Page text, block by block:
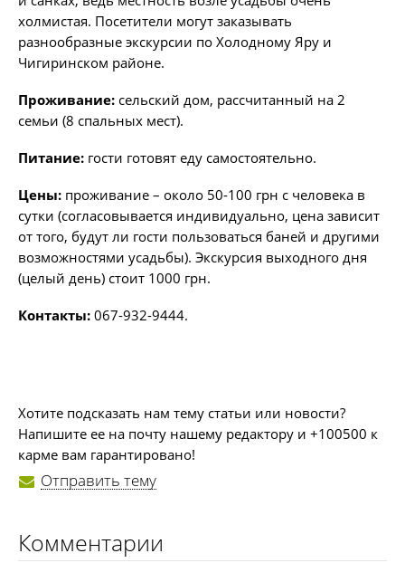
холмистая. Посетители могут заказывать
разнообразные экскурсии по Холодному Яру и
Чигиринском районе.
Проживание: сельский дом, рассчитанный на 2
семьи (8 спальных мест).
Питание: гости готовят еду самостоятельно.
Цены: проживание – около 50-100 грн с человека в
сутки (согласовывается индивидуально, цена зависит
от того, будут ли гости пользоваться баней и другими
возможностями усадьбы). Экскурсия выходного дня
(целый день) стоит 1000 грн.
Контакты: 067-932-9444.
Хотите подсказать нам тему статьи или новости?
Напишите ее на почту нашему редактору и +100500 к
карме вам гарантировано!
Отправить тему
Комментарии